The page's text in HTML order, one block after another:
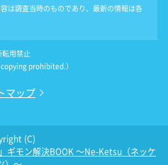
は調査当時のものであり、最新の情報は各
転用禁止
prohibited.）
マップ
(C)
ギモン解決BOOK ～Ne-Ketsu（ネッケ